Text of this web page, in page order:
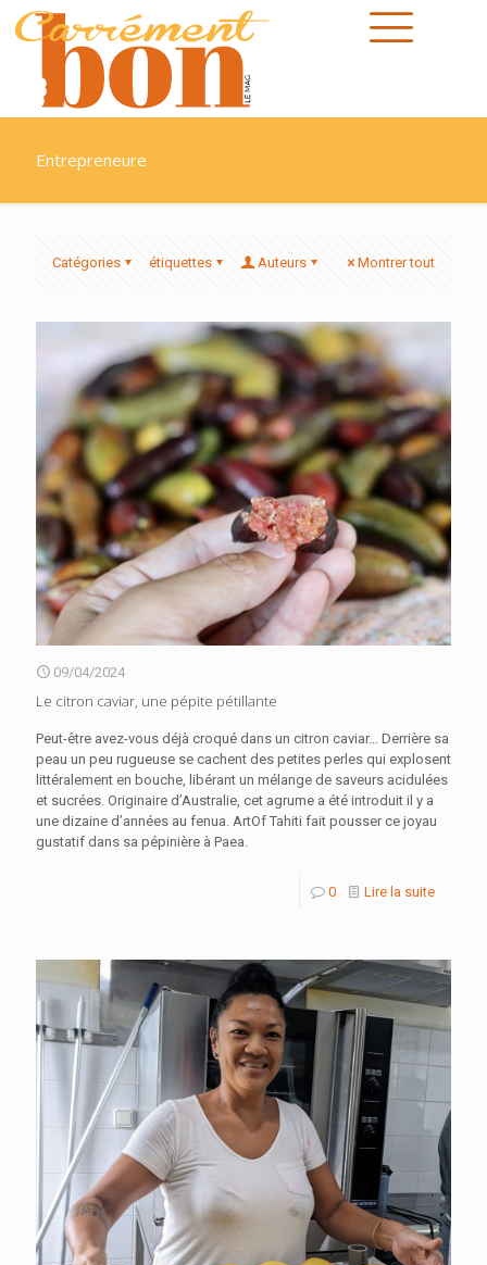
Entrepreneure
Catégories étiquettes Auteurs Montrer tout
09/04/2024
Le citron caviar, une pépite pétillante
Peut-être avez-vous déjà croqué dans un citron caviar… Derrière sa
peau un peu rugueuse se cachent des petites perles qui explosent
littéralement en bouche, libérant un mélange de saveurs acidulées
et sucrées. Originaire d’Australie, cet agrume a été introduit il y a
une dizaine d’années au fenua. ArtOf Tahiti fait pousser ce joyau
gustatif dans sa pépinière à Paea.
0 Lire la suite